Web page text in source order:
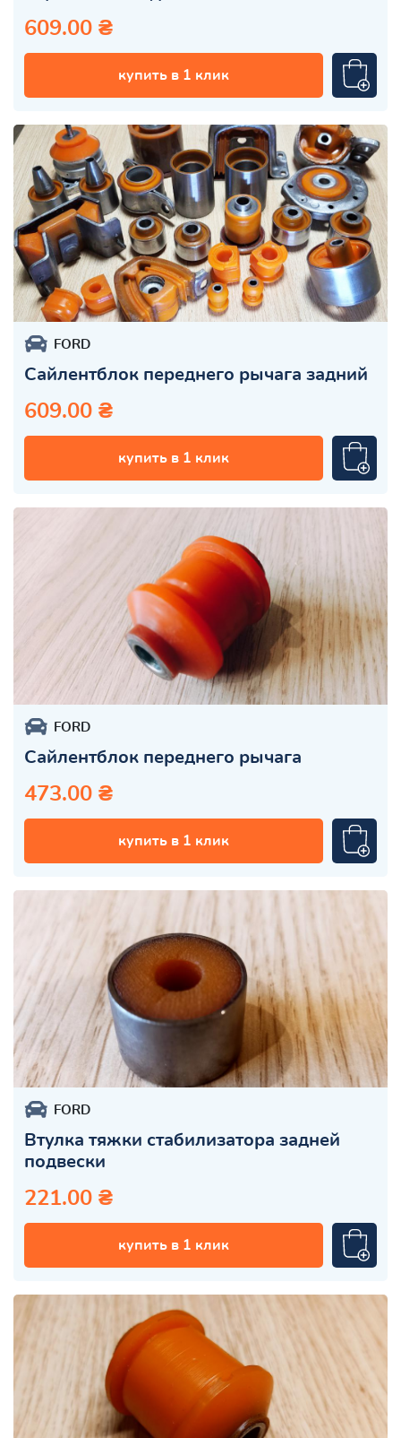
609.00 ₴
купить в 1 клик
FORD
Cайлентблок переднего рычага задний
609.00 ₴
купить в 1 клик
FORD
Сайлентблок переднего рычага
473.00 ₴
купить в 1 клик
FORD
Втулка тяжки стабилизатора задней
подвески
221.00 ₴
купить в 1 клик